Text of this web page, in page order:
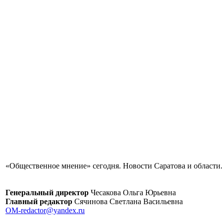
«Общественное мнение» сегодня. Новости Саратова и
Генеральный директор Чесакова Ольга Юрьевна
Главный редактор Сячинова Светлана Васильевна
OM-redactor@yandex.ru